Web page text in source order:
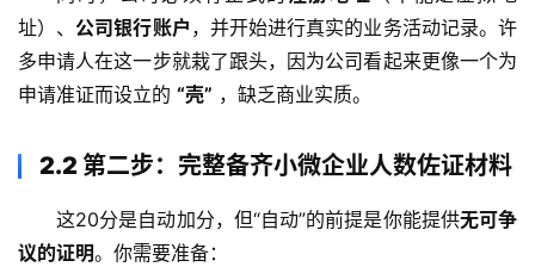
址）、 公司银行账户 ，并开始进行真实的业务活动记录。许
多申请人在这一步就栽了跟头，因为公司看起来更像一个为
申请准证而设立的 “壳” ，缺乏商业实质。
2.2 第二步：完整备齐小微企业人数佐证材料
这20分是自动加分，但“自动”的前提是你能提供无可争
议的证明。你需要准备：